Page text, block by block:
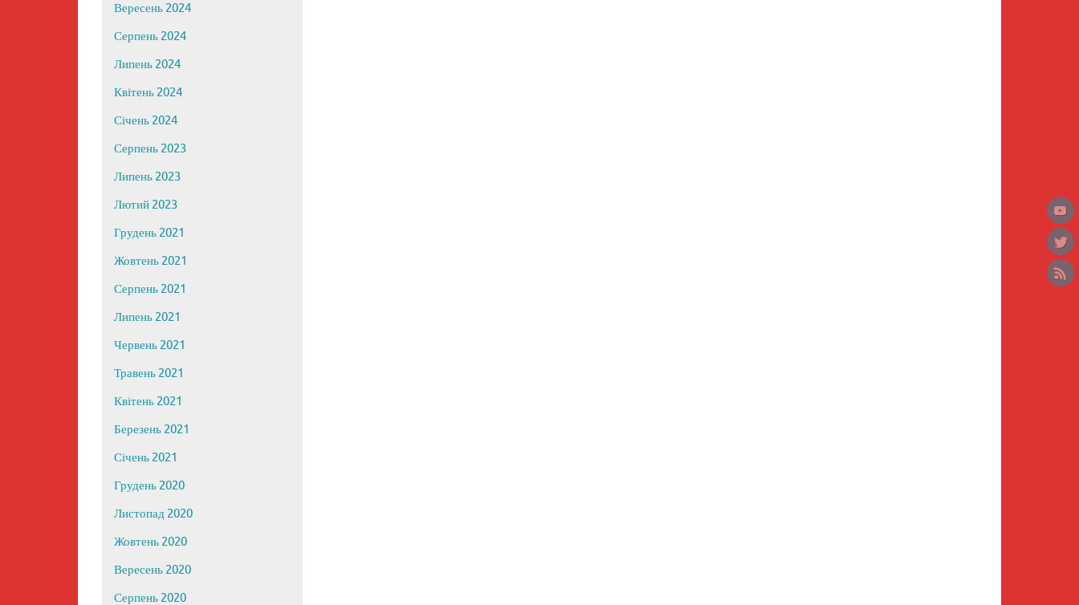
Вересень 2024
Серпень 2024
Липень 2024
Квітень 2024
Січень 2024
Серпень 2023
Липень 2023
Лютий 2023
Грудень 2021
Жовтень 2021
Серпень 2021
Липень 2021
Червень 2021
Травень 2021
Квітень 2021
Березень 2021
Січень 2021
Грудень 2020
Листопад 2020
Жовтень 2020
Вересень 2020
Серпень 2020